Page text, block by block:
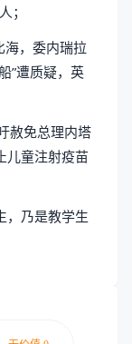
；
海，委内瑞拉
”遭质疑，英
赦免总理内塔
儿童注射疫苗
，乃是教学生